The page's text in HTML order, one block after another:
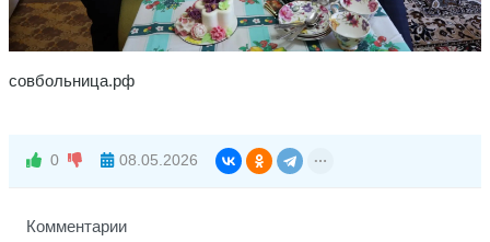
совбольница.рф
0 08.05.2026
Комментарии